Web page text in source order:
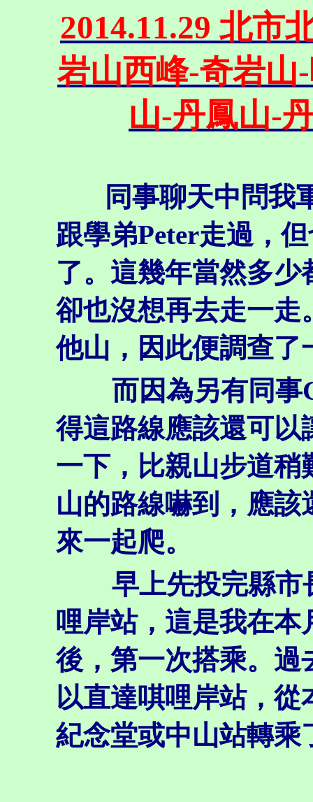
2014.11.29 北市
岩山西峰-奇岩山
山-丹鳳山-
同事聊天中問我
跟學弟Peter走過，
了。這幾年當然多少
卻也沒想再去走一走
他山，因此便調查了
而因為另有同事
得這路線應該還可以
一下，比親山步道稍
山的路線嚇到，應
來一起爬。
早上先投完縣市
哩岸站，這是我在本
後，第一次搭乘。過
以直達唭哩岸站，
紀念堂或中山站轉乘